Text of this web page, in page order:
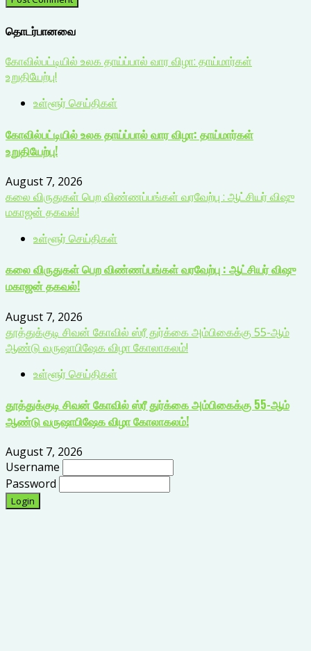
தொடர்பானவை
கோவில்பட்டியில் உலக தாய்ப்பால் வார விழா: தாய்மார்கள்
உறுதியேற்பு!
உள்ளூர் செய்திகள்
கோவில்பட்டியில் உலக தாய்ப்பால் வார விழா: தாய்மார்கள்
உறுதியேற்பு!
August 7, 2026
கலை விருதுகள் பெற விண்ணப்பங்கள் வரவேற்பு : ஆட்சியர் விஷு
மகாஜன் தகவல்!
உள்ளூர் செய்திகள்
கலை விருதுகள் பெற விண்ணப்பங்கள் வரவேற்பு : ஆட்சியர் விஷு
மகாஜன் தகவல்!
August 7, 2026
தூத்துக்குடி சிவன் கோவில் ஸ்ரீ துர்க்கை அம்பிகைக்கு 55-ஆம்
ஆண்டு வருஷாபிஷேக விழா கோலாகலம்!
உள்ளூர் செய்திகள்
தூத்துக்குடி சிவன் கோவில் ஸ்ரீ துர்க்கை அம்பிகைக்கு 55-ஆம்
ஆண்டு வருஷாபிஷேக விழா கோலாகலம்!
August 7, 2026
Username
Password